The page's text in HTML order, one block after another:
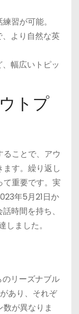
習が可能。
より自然な英
幅広いトピッ
トプ
ることで、アウ
ます。繰り返し
重要です。実
年5月21日か
時間を持ち、
ました。
のリーズナブル
あり、それぞ
が異なりま